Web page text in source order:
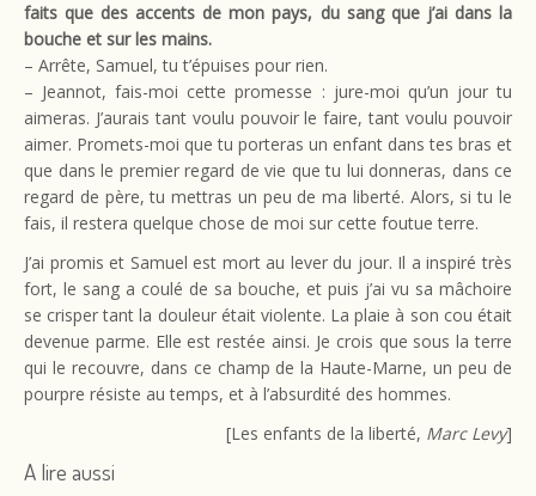
faits que des accents de mon pays, du sang que j’ai dans la
bouche et sur les mains.
– Arrête, Samuel, tu t’épuises pour rien.
– Jeannot, fais-moi cette promesse : jure-moi qu’un jour tu
aimeras. J’aurais tant voulu pouvoir le faire, tant voulu pouvoir
aimer. Promets-moi que tu porteras un enfant dans tes bras et
que dans le premier regard de vie que tu lui donneras, dans ce
regard de père, tu mettras un peu de ma liberté. Alors, si tu le
fais, il restera quelque chose de moi sur cette foutue terre.
J’ai promis et Samuel est mort au lever du jour. Il a inspiré très
fort, le sang a coulé de sa bouche, et puis j’ai vu sa mâchoire
se crisper tant la douleur était violente. La plaie à son cou était
devenue parme. Elle est restée ainsi. Je crois que sous la terre
qui le recouvre, dans ce champ de la Haute-Marne, un peu de
pourpre résiste au temps, et à l’absurdité des hommes.
[Les enfants de la liberté, Marc Levy]
A lire aussi